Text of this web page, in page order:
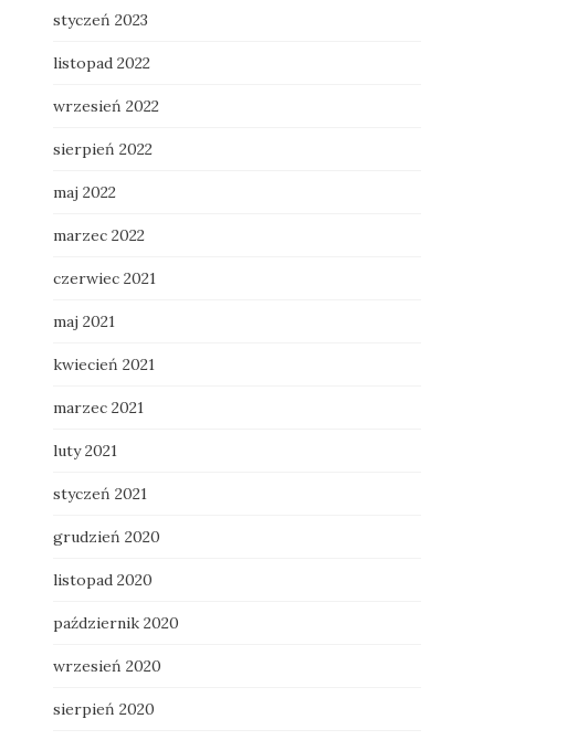
styczeń 2023
listopad 2022
wrzesień 2022
sierpień 2022
maj 2022
marzec 2022
czerwiec 2021
maj 2021
kwiecień 2021
marzec 2021
luty 2021
styczeń 2021
grudzień 2020
listopad 2020
październik 2020
wrzesień 2020
sierpień 2020